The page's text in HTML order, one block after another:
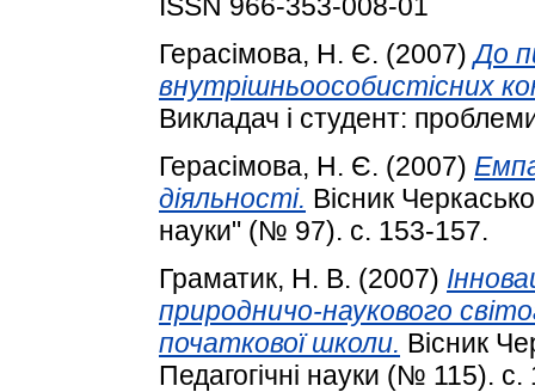
ISSN 966-353-008-01
Герасімова, Н. Є. (2007)До
внутрішньоособистісних
Викладач і студент:
Герасімова, Н. Є. (2007)
діяльності. Вісник
науки" (№ 97). с. 153-157.
Граматик, Н. В. (2007)
природничо-наукового
початкової школи. Вісник
Педагогічні науки (№ 115). с.